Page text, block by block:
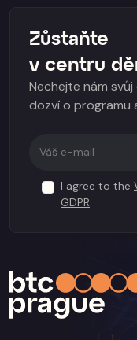
Zůstaňte
v centru
Nechejte nám
dozví o programu
I agree to the
GDPR.